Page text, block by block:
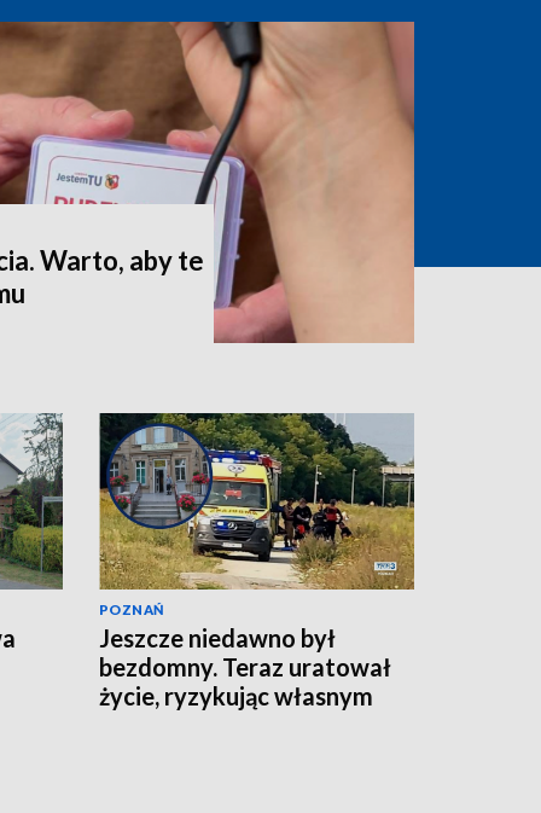
Warto, aby te
POZNAŃ
Jeszcze niedawno był
bezdomny. Teraz uratował
życie, ryzykując własnym